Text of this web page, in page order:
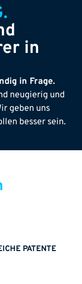
in
in Frage.
neugierig und
geben uns
besser sein.
PATENTE